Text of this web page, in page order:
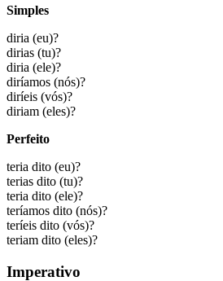
Simples
diria (eu)?
dirias (tu)?
diria (ele)?
diríamos (nós)?
diríeis (vós)?
diriam (eles)?
Perfeito
teria dito (eu)?
terias dito (tu)?
teria dito (ele)?
teríamos dito (nós)?
teríeis dito (vós)?
teriam dito (eles)?
Imperativo